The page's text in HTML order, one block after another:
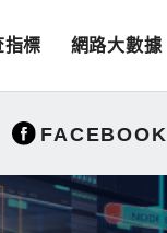
指標 網路大數據
FACEBOOK